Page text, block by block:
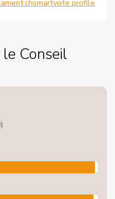
smartvote profile
Conseil